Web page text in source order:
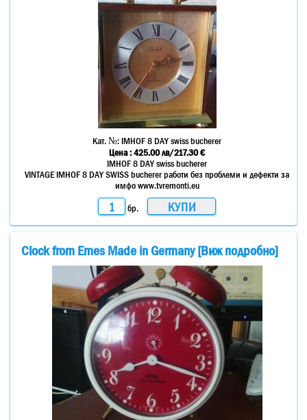
Кат. №:IMHOF 8 DAY swiss bucherer
Цена :425.00лв/217.30 €
IMHOF 8 DAY swiss bucherer
VINTAGE IMHOF 8 DAY SWISS bucherer работи без проблеми и дефекти за
имфо www.tvremonti.eu
бр.
Clock from Emes Made in Germany [Виж подробно]